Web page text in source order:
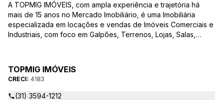
A TOPMIG IMÓVEIS, com ampla experiência e trajetória há
mais de 15 anos no Mercado Imobiliário, é uma Imobiliária
especializada em locações e vendas de Imóveis Comerciais e
Industriais, com foco em Galpões, Terrenos, Lojas, Salas,
suas necessidades e objetivos comerciais. Nossos corretores,
devidamente credenciados ao CRECI-MG, estão à disposição
para sanar todas as suas dúvidas e orientá-los na melhor
escolha do imóvel que se adapte ao seu negócio. A TOPMIG
TOPMIG IMÓVEIS
CRECI: 4183
(31) 3594-1212